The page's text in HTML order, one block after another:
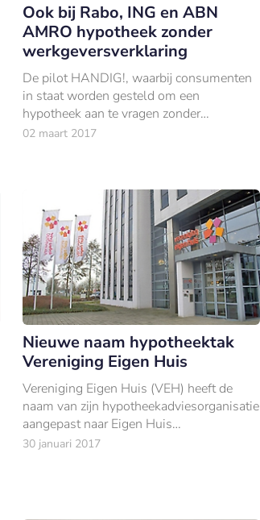
Ook bij Rabo, ING en ABN
AMRO hypotheek zonder
werkgeversverklaring
De pilot HANDIG!, waarbij consumenten
in staat worden gesteld om een
hypotheek aan te vragen zonder
werkgeversverklaring, is verder uitgebreid
02 maart 2017
Nieuwe naam hypotheektak
Vereniging Eigen Huis
Vereniging Eigen Huis (VEH) heeft de
naam van zijn hypotheekadviesorganisatie
aangepast naar Eigen Huis
Hypotheekadvies.
30 januari 2017